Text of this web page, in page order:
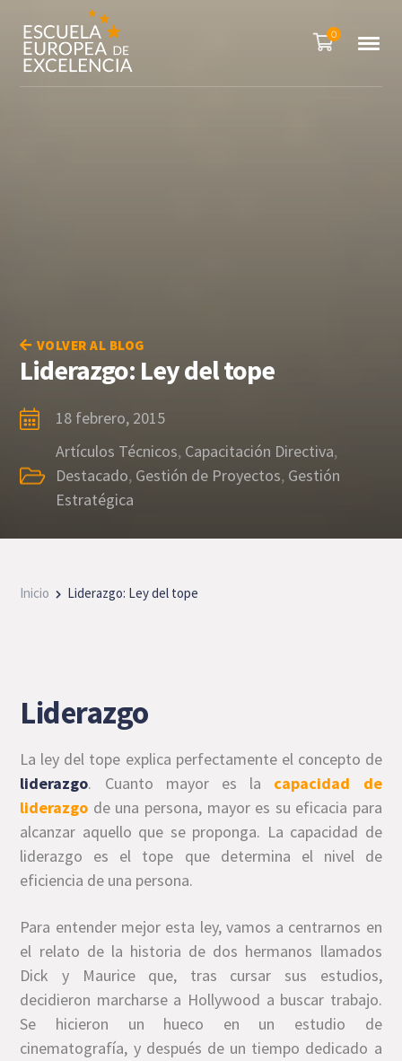
0
VOLVER AL BLOG
Liderazgo: Ley del tope
18 febrero, 2015
Artículos Técnicos, Capacitación Directiva,
Destacado, Gestión de Proyectos, Gestión
Estratégica
Inicio Liderazgo: Ley del tope
Liderazgo
La ley del tope explica perfectamente el concepto de
liderazgo. Cuanto mayor es la capacidad de
liderazgo de una persona, mayor es su eficacia para
alcanzar aquello que se proponga. La capacidad de
liderazgo es el tope que determina el nivel de
eficiencia de una persona.
Para entender mejor esta ley, vamos a centrarnos en
el relato de la historia de dos hermanos llamados
Dick y Maurice que, tras cursar sus estudios,
decidieron marcharse a Hollywood a buscar trabajo.
Se hicieron un hueco en un estudio de
cinematografía, y después de un tiempo dedicado a